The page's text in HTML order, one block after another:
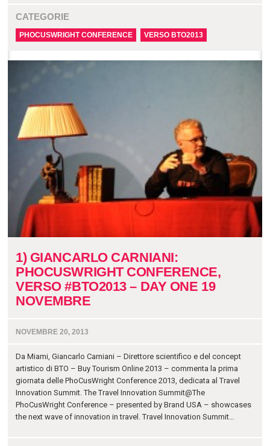
CATEGORIE
PHOCUSWRIGHT CONFERENCE VERSO BTO2013
1) GIANCARLO CARNIANI:
PHOCUSWRIGHT CONFERENCE,
VERSO #BTO2013 – DAY ONE 19
NOVEMBRE
NOVEMBRE 20, 2013
Da Miami, Giancarlo Carniani – Direttore scientifico e del concept
artistico di BTO – Buy Tourism Online 2013 – commenta la prima
giornata delle PhoCusWright Conference 2013, dedicata al Travel
Innovation Summit. The Travel Innovation Summit@The
PhoCusWright Conference – presented by Brand USA – showcases
the next wave of innovation in travel. Travel Innovation Summit…